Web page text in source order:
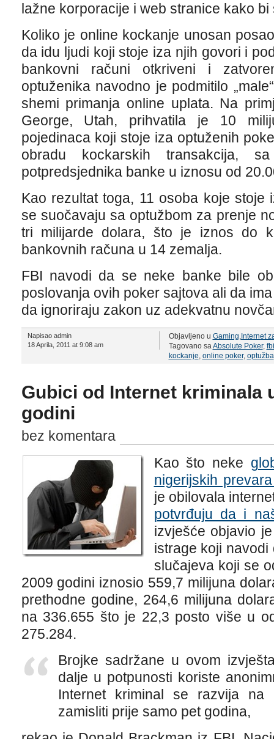
lažne korporacije i web stranice kako
Koliko je online kockanje unosan
da idu ljudi koji stoje iza njih govori i
bankovni računi otkriveni i
optuženika navodno je podmitilo
shemi primanja online uplata. Na
George, Utah, prihvatila je 10
pojedinaca koji stoje iza optuženih
obradu kockarskih transakcija,
potpredsjednika banke u iznosu od
Kao rezultat toga, 11 osoba koje
se suočavaju sa optužbom za prenje
tri milijarde dolara, što je iznos do
bankovnih računa u 14 zemalja.
FBI navodi da se neke banke bile
poslovanja ovih poker sajtova ali da
da ignoriraju zakon uz adekvatnu
Napisao admin
18 Aprila, 2011 at 9:08 am
Objavljeno u Gaming,Internet
Tagovano saAbsolute Poker, fbi
kockanje, online poker, optužba
Gubici od Internet kriminala
godini
bez komentara
Kao što neke
nigerijskih
je obilovala
potvrđuju da i
izvješće objavio
istrage koji
slučajeva koji se
2009 godini iznosio 559,7 milijuna
prethodne godine, 264,6 milijuna
na 336.655 što je 22,3 posto više u
275.284.
Brojke sadržane u ovom
dalje u potpunosti koriste
Internet kriminal se razvija
zamisliti prije samo pet godina,